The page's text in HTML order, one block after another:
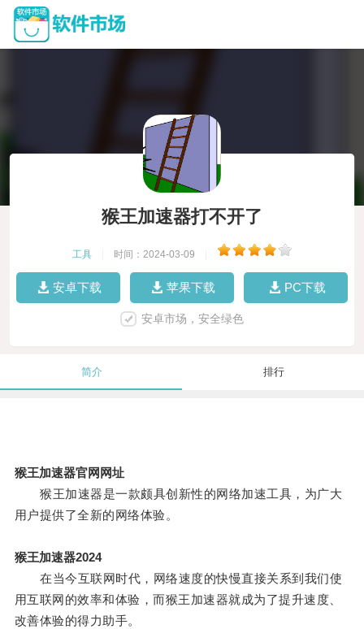
猴王加速器打不开了
工具 时间：2024-03-09
安卓下载 苹果下载 PC下载
安卓市场，安全绿色
简介 排行
猴王加速器官网网址
猴王加速器是一款颇具创新性的网络加速工具，为广大
用户提供了全新的网络体验。
猴王加速器2024
在当今互联网时代，网络速度的快慢直接关系到我们使
用互联网的效率和体验，而猴王加速器就成为了提升速度、
改善体验的得力助手。